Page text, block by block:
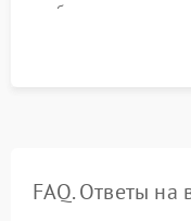
набора
конденсата) и
FAQ. Ответы на